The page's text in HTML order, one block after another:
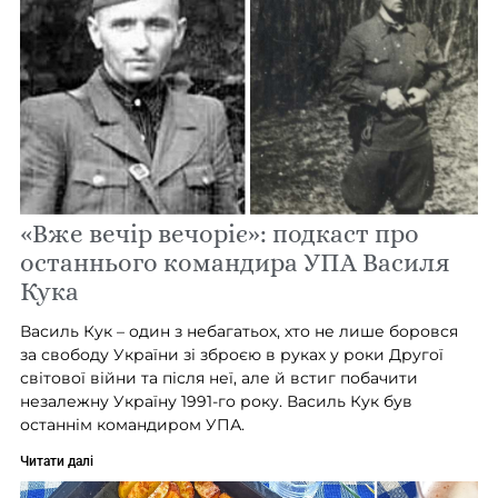
«Вже вечір вечоріє»: подкаст про
останнього командира УПА Василя
Кука
Василь Кук – один з небагатьох, хто не лише боровся
за свободу України зі зброєю в руках у роки Другої
світової війни та після неї, але й встиг побачити
незалежну Україну 1991-го року. Василь Кук був
останнім командиром УПА.
Читати далі